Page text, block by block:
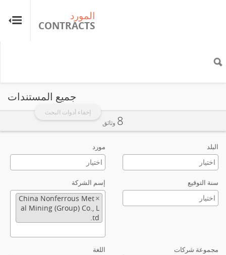
المورد
CONTRACTS
إخفاء أدوات البحث
جميع المستندات
البلد مورد
سنة التوقيع إسم الشركة
×
China Nonferrous Met
al Mining (Group) Co., L
td.
مجموعة شركات اللغة
8 وثائق